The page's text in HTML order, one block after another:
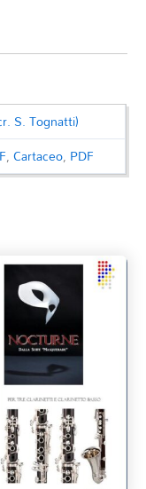
S. Tognatti)
,Cartaceo, PDF